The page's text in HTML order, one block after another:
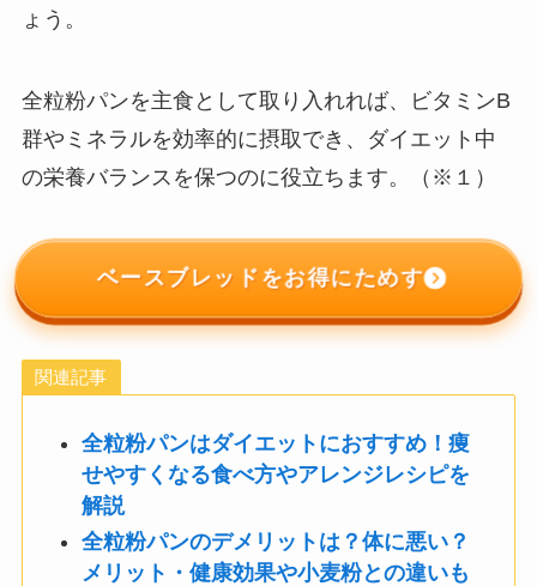
ょう。
​全粒粉パンを主食として取り入れれば、ビタミンB
群やミネラルを効率的に摂取でき、ダイエット中
の栄養バランスを保つのに役立ちます。​（※１）
ベースブレッドをお得にためす
関連記事
全粒粉パンはダイエットにおすすめ！痩
せやすくなる食べ方やアレンジレシピを
解説
全粒粉パンのデメリットは？体に悪い？
メリット・健康効果や小麦粉との違いも